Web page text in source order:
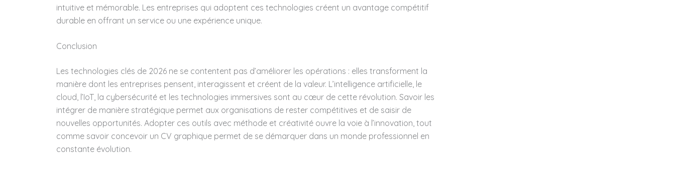
intuitive et mémorable. Les entreprises qui adoptent ces technologies créent un avantage compétitif
durable en offrant un service ou une expérience unique.
Conclusion
Les technologies clés de 2026 ne se contentent pas d’améliorer les opérations : elles transforment la
manière dont les entreprises pensent, interagissent et créent de la valeur. L’intelligence artificielle, le
cloud, l’IoT, la cybersécurité et les technologies immersives sont au cœur de cette révolution. Savoir les
intégrer de manière stratégique permet aux organisations de rester compétitives et de saisir de
nouvelles opportunités. Adopter ces outils avec méthode et créativité ouvre la voie à l’innovation, tout
comme savoir concevoir un CV graphique permet de se démarquer dans un monde professionnel en
constante évolution.